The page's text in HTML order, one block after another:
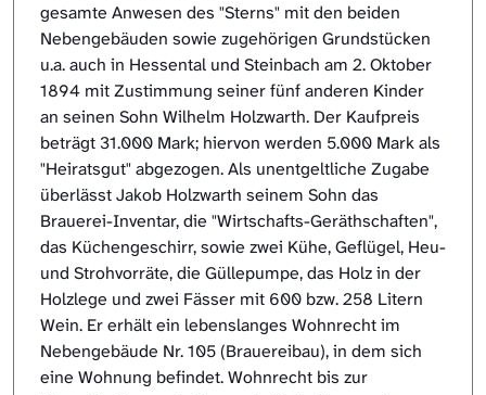
gesamte Anwesen des "Sterns" mit den beiden
Nebengebäuden sowie zugehörigen Grundstücken
u.a. auch in Hessental und Steinbach am 2. Oktober
1894 mit Zustimmung seiner fünf anderen Kinder
an seinen Sohn Wilhelm Holzwarth. Der Kaufpreis
beträgt 31.000 Mark; hiervon werden 5.000 Mark als
"Heiratsgut" abgezogen. Als unentgeltliche Zugabe
überlässt Jakob Holzwarth seinem Sohn das
Brauerei-Inventar, die "Wirtschafts-Geräthschaften",
das Küchengeschirr, sowie zwei Kühe, Geflügel, Heu-
und Strohvorräte, die Güllepumpe, das Holz in der
Holzlege und zwei Fässer mit 600 bzw. 258 Litern
Wein. Er erhält ein lebenslanges Wohnrecht im
Nebengebäude Nr. 105 (Brauereibau), in dem sich
eine Wohnung befindet. Wohnrecht bis zur